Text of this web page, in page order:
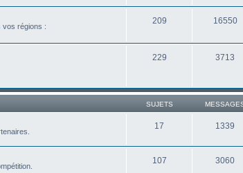
vos régions :
209 16550
229 3713
SUJETS
17 1339
107 3060